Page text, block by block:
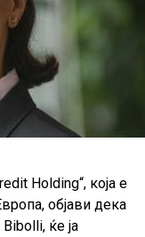
ќе
Генерален
на Управниот
Holding“, која е
објави дека
ќе ја